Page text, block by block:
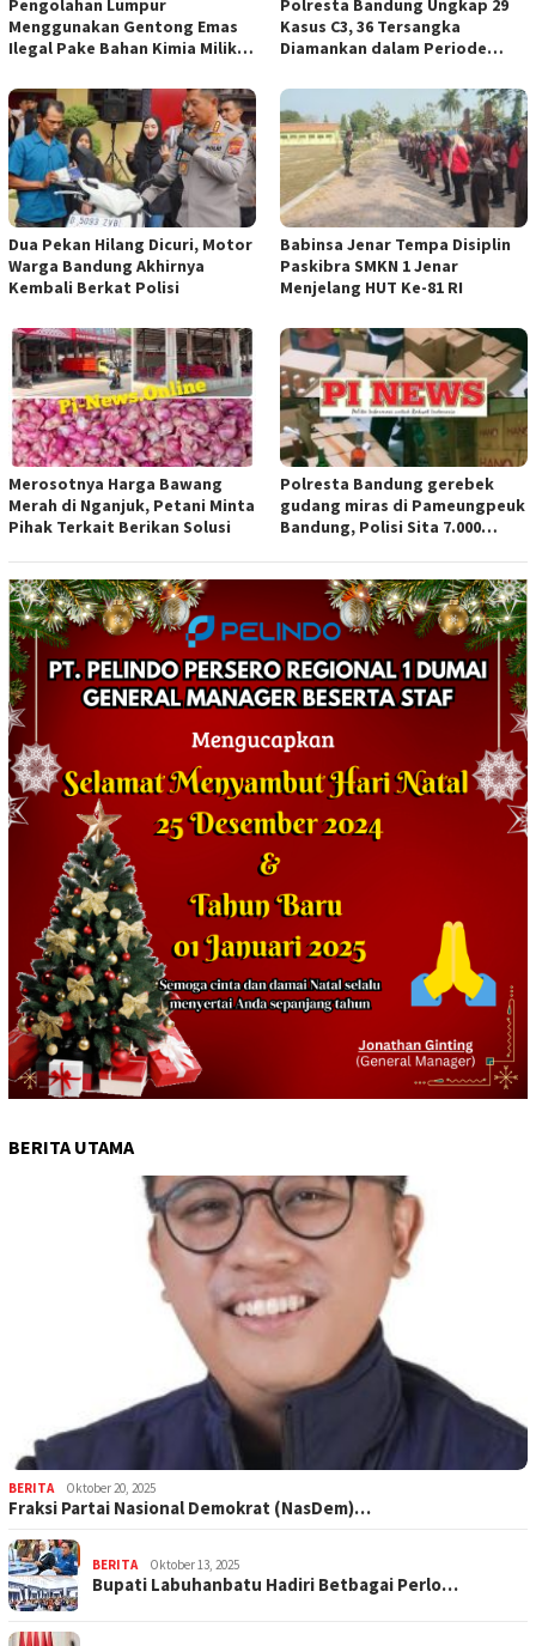
Pengolahan Lumpur
Menggunakan Gentong Emas
Ilegal Pake Bahan Kimia Milik
Aparat Penegak Hukum ( APH )
Jangan Sampai Diam Saja
Polresta Bandung Ungkap 29
Kasus C3, 36 Tersangka
Diamankan dalam Periode
Dua Pekan Hilang Dicuri, Motor
Warga Bandung Akhirnya
Kembali Berkat Polisi
Babinsa Jenar Tempa Disiplin
Paskibra SMKN 1 Jenar
Menjelang HUT Ke-81 RI
Merosotnya Harga Bawang
Merah di Nganjuk, Petani Minta
Pihak Terkait Berikan Solusi
Polresta Bandung gerebek
gudang miras di Pameungpeuk
Bandung, Polisi Sita 7.000
BERITA UTAMA
BERITA Oktober 20, 2025
Fraksi Partai Nasional Demokrat (NasDem)…
BERITA Oktober 13, 2025
Bupati Labuhanbatu Hadiri Betbagai Perlo…